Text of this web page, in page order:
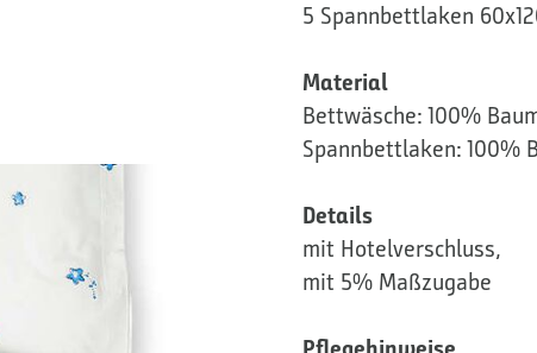
5 Spannbettlaken
Material
Bettwäsche: 100%
Spannbettlaken: 100%
Details
mit Hotelverschluss,
mit 5% Maßzugabe